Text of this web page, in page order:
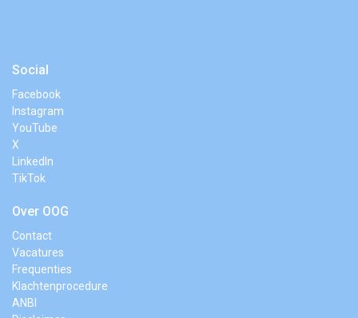
Social
Facebook
Instagram
YouTube
X
LinkedIn
TikTok
Over OOG
Contact
Vacatures
Frequenties
Klachtenprocedure
ANBI